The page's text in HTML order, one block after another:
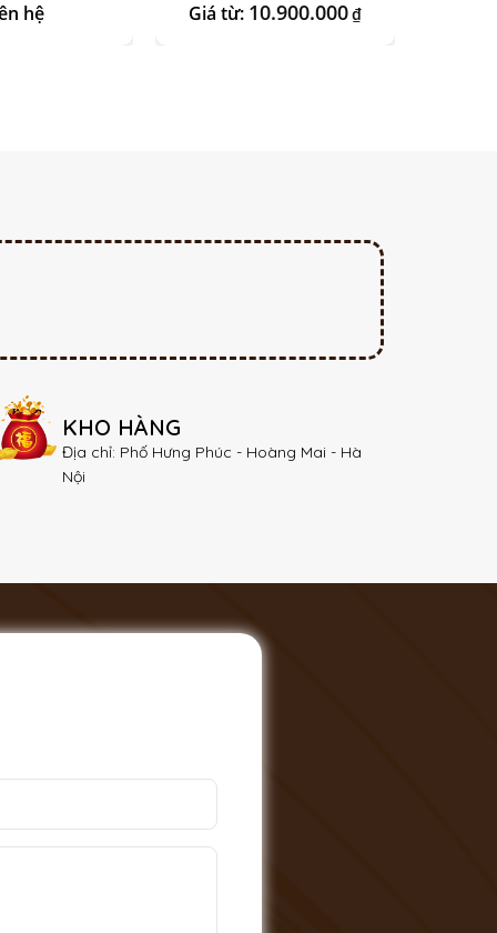
hệ Giá từ: 10.900.000₫
KHO HÀNG
Địa chỉ: Phố Hưng Phúc - Hoàng Mai - Hà
Nội